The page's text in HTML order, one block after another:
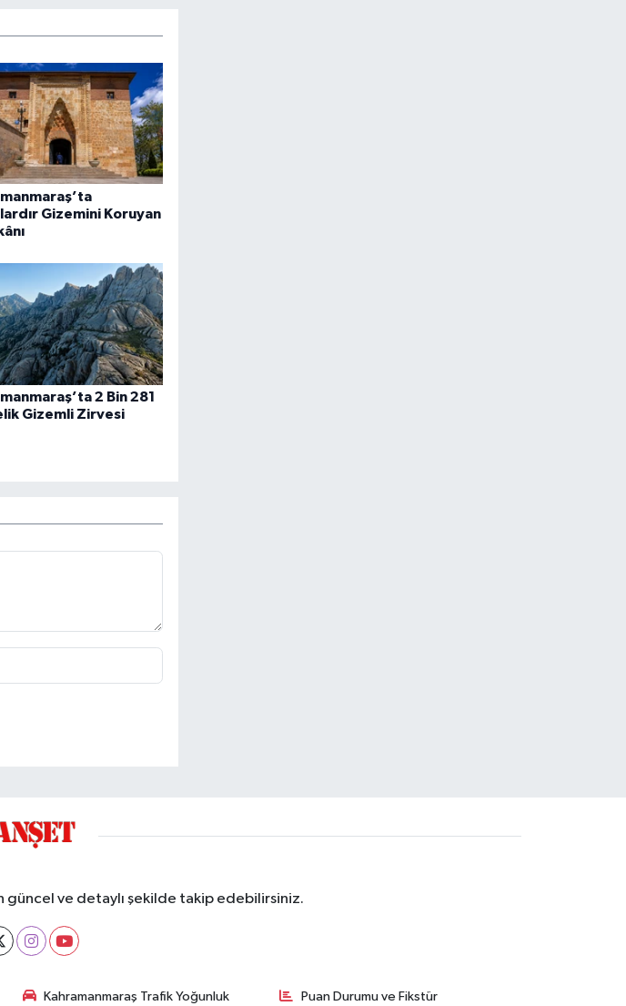
Gizemini Koruyan
2 Bin 281
Gizemli Zirvesi
güncel ve detaylı şekilde takip edebilirsiniz.
Kahramanmaraş Trafik Yoğunluk Puan Durumu ve Fikstür